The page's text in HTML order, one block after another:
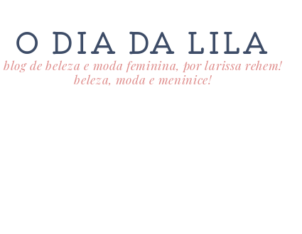
O DIA DA LILA
blog de beleza e moda feminina, por larissa rehem!
beleza, moda e meninice!